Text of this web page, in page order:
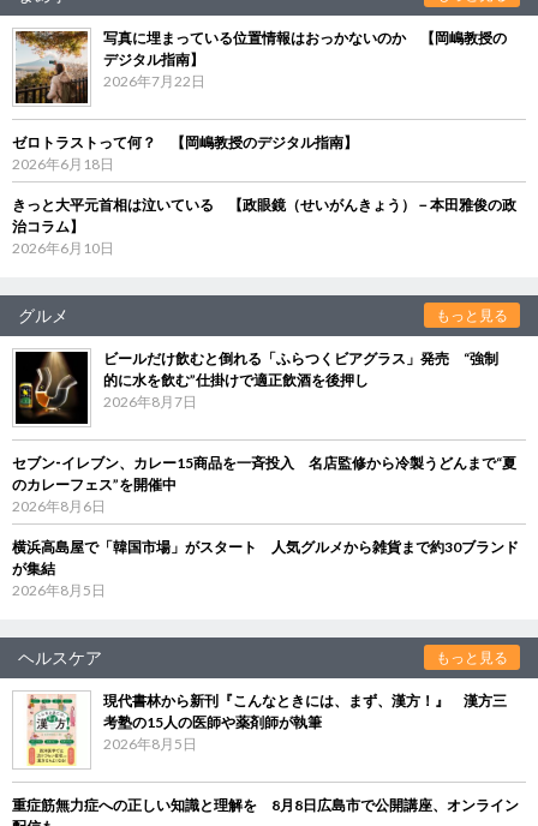
写真に埋まっている位置情報はおっかないのか 【岡嶋教授の
デジタル指南】
2026年7月22日
ゼロトラストって何？ 【岡嶋教授のデジタル指南】
2026年6月18日
きっと大平元首相は泣いている 【政眼鏡（せいがんきょう）－本田雅俊の政
治コラム】
2026年6月10日
グルメ もっと見る
ビールだけ飲むと倒れる「ふらつくビアグラス」発売 “強制
的に水を飲む”仕掛けで適正飲酒を後押し
2026年8月7日
セブン‐イレブン、カレー15商品を一斉投入 名店監修から冷製うどんまで“夏
のカレーフェス”を開催中
2026年8月6日
横浜高島屋で「韓国市場」がスタート 人気グルメから雑貨まで約30ブランド
が集結
2026年8月5日
ヘルスケア もっと見る
現代書林から新刊『こんなときには、まず、漢方！』 漢方三
考塾の15人の医師や薬剤師が執筆
2026年8月5日
重症筋無力症への正しい知識と理解を 8月8日広島市で公開講座、オンライン